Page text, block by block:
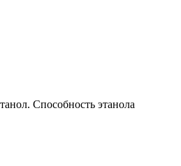
Способность этанола